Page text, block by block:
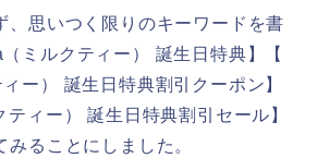
、思いつく限りのキーワードを書
ミルクティー） 誕生日特典】【
ー） 誕生日特典割引クーポン】
ティー） 誕生日特典割引セール】
みることにしました。